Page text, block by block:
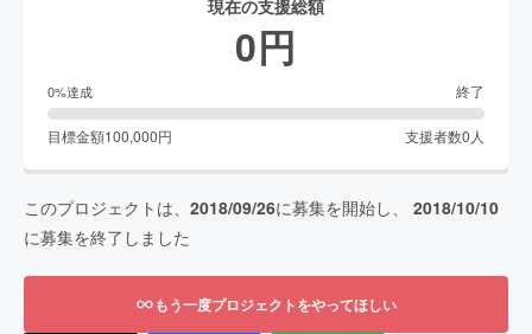
現在の支援総額
0円
0%達成 終了
目標金額100,000円 支援者数0 人
このプロジェクトは、 2018/09/26に募集を開始し、 2018/10/10
に募集を終了しました
もう一度プロジェクトをやってほしい